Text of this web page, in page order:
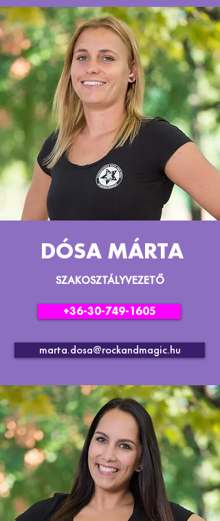
DÓSA MÁRTA
SZAKOSZTÁLYVEZETŐ
+36-30-749-1605
marta.dosa@rockandmagic.hu